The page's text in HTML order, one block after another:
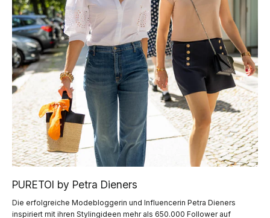
PURETOI by Petra Dieners
Die erfolgreiche Modebloggerin und Influencerin Petra Dieners
inspiriert mit ihren Stylingideen mehr als 650.000 Follower auf